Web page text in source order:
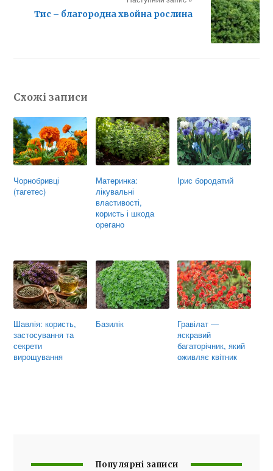
Тис – благородна хвойна рослина
Схожі записи
Чорнобривці
(тагетес)
Материнка:
лікувальні
властивості,
користь і шкода
орегано
Ірис бородатий
Шавлія: користь,
застосування та
секрети
вирощування
Базилік
Гравілат —
яскравий
багаторічник, який
оживляє квітник
Популярні записи